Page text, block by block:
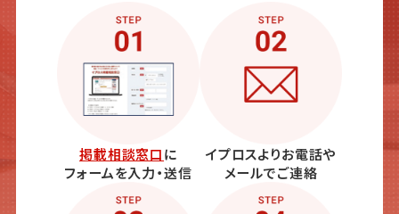
掲載相談窓口に
フォームを入力・送信
イプロスよりお電話や
メールでご連絡